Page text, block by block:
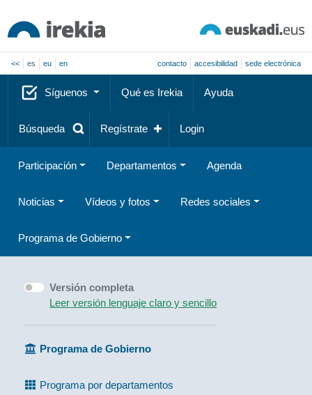
<< es eu en contacto accesibilidad sede electrónica
Síguenos Qué es Irekia Ayuda
Búsqueda Regístrate Login
Participación Departamentos Agenda
Noticias Vídeos y fotos Redes sociales
Programa de Gobierno
Versión completa
Leer versión lenguaje claro y sencillo
Programa de Gobierno
Programa por departamentos